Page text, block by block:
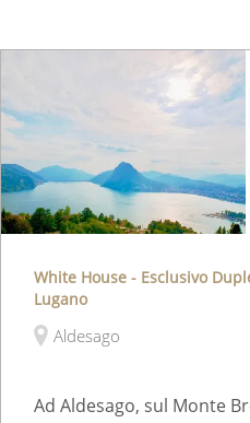
White House - Esclusivo
Lugano
Aldesago
Ad Aldesago, sul Monte